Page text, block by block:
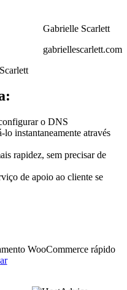
Gabrielle Scarlett
gabriellescarlett.com
o DNS
instantaneamente através
rapidez, sem precisar de
de apoio ao cliente se
WooCommerce rápido